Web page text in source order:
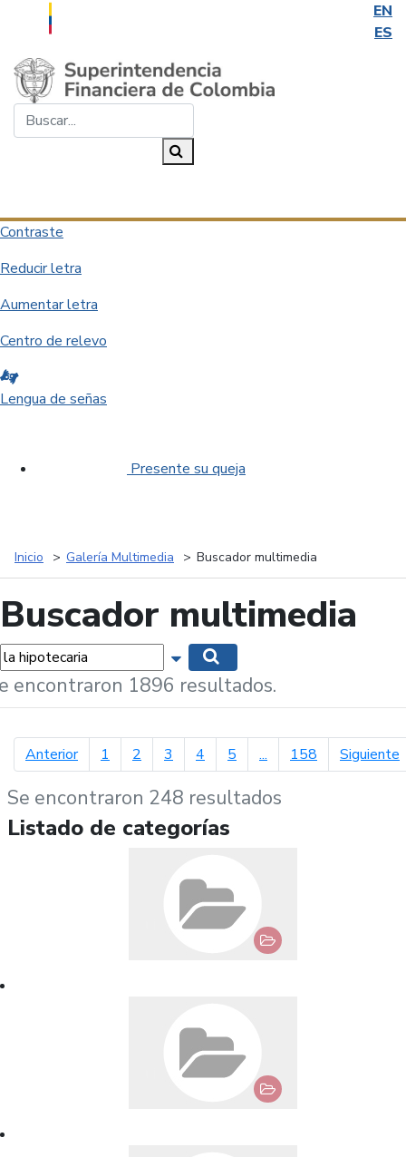
EN
ES
Saltar al contenido principal
Contraste
Reducir letra
Aumentar letra
Centro de relevo
Lengua de señas
Presente su queja
Inicio Galería Multimedia Buscador multimedia
Buscador multimedia
Mostrar opciones de búsqueda
encontraron 1896 resultados.
Anteriorpágina anterior
1 2 3 4 5 ... 158 Siguiente
Se encontraron 248 resultados
Listado de categorías